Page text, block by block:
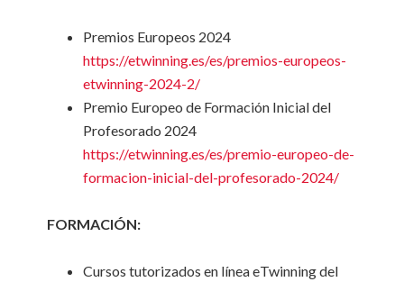
Premios Europeos 2024
https://etwinning.es/es/premios-europeos-
etwinning-2024-2/
Premio Europeo de Formación Inicial del
Profesorado 2024
https://etwinning.es/es/premio-europeo-de-
formacion-inicial-del-profesorado-2024/
FORMACIÓN:
Cursos tutorizados en línea eTwinning del